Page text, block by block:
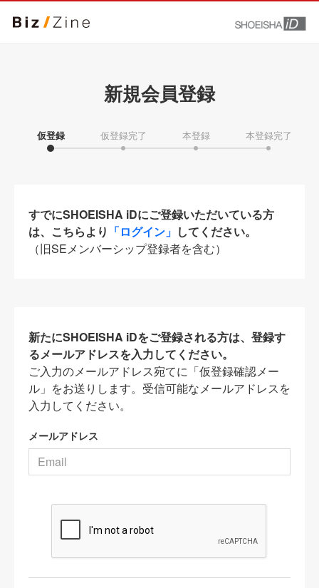
新規会員登録
仮登録 仮登録完了 本登録 本登録完了
すでにSHOEISHA iDにご登録いただいている方
は、こちらより 「ログイン」 してください。
（旧SEメンバーシップ登録者を含む）
新たにSHOEISHA iDをご登録される方は、登録す
るメールアドレスを入力してください。
ご入力のメールアドレス宛てに「仮登録確認メー
ル」をお送りします。受信可能なメールアドレスを
入力してください。
メールアドレス